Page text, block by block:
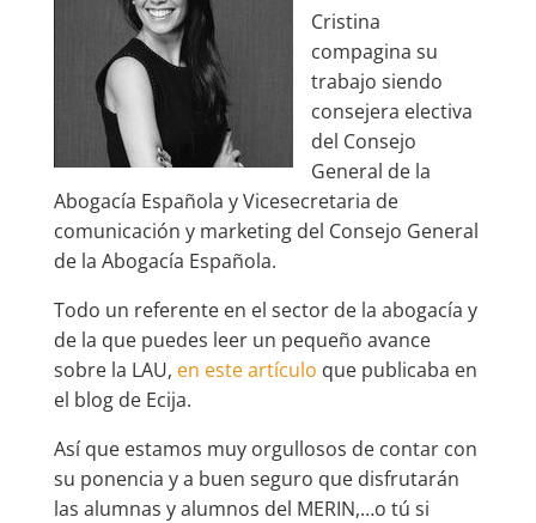
Cristina
compagina su
trabajo siendo
consejera electiva
del Consejo
General de la
Abogacía Española y Vicesecretaria de
comunicación y marketing del Consejo General
de la Abogacía Española.
Todo un referente en el sector de la abogacía y
de la que puedes leer un pequeño avance
sobre la LAU, en este artículo que publicaba en
el blog de Ecija.
Así que estamos muy orgullosos de contar con
su ponencia y a buen seguro que disfrutarán
las alumnas y alumnos del MERIN,…o tú si